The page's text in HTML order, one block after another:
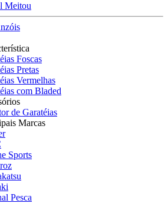
Meitou
Foscas
Pretas
Vermelhas
com Bladed
de Garatéias
Marcas
Sports
Pesca